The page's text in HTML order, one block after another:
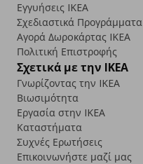
Εγγυήσεις IKEA
Σχεδιαστικά Προγράμματα
Αγορά Δωρoκάρτας IKEA
Πολιτική Επιστροφής
Σχετικά με την IKEA
Γνωρίζοντας την IKEA
Βιωσιμότητα
Εργασία στην IKEA
Καταστήματα
Συχνές Ερωτήσεις
Επικοινωνήστε μαζί μας